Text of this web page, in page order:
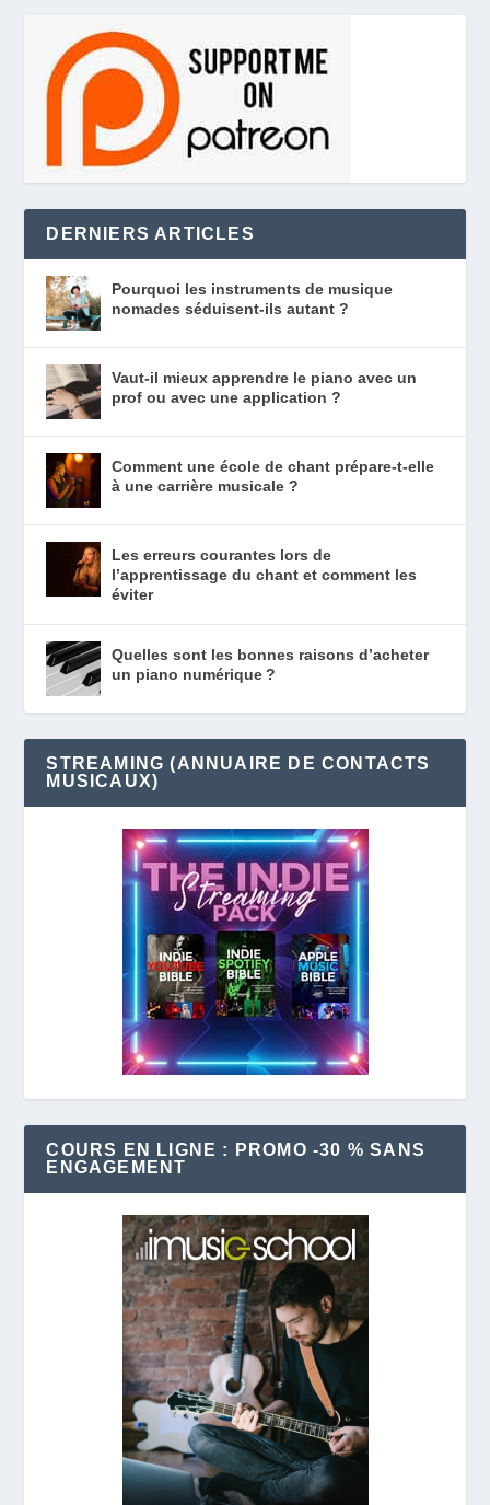
DERNIERS ARTICLES
Pourquoi les instruments de musique
nomades séduisent-ils autant ?
Vaut-il mieux apprendre le piano avec un
prof ou avec une application ?
Comment une école de chant prépare-t-elle
à une carrière musicale ?
Les erreurs courantes lors de
l’apprentissage du chant et comment les
éviter
Quelles sont les bonnes raisons d’acheter
un piano numérique ?
STREAMING (ANNUAIRE DE CONTACTS
MUSICAUX)
COURS EN LIGNE : PROMO -30 % SANS
ENGAGEMENT